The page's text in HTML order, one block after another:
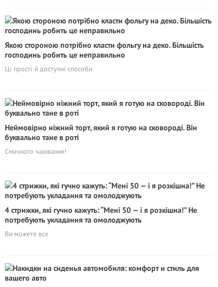
Якою стороною потрібно класти фольгу на деко. Більшість
господинь робить це неправильно
Ці прості й доступні способи
Неймовірно ніжний торт, який я готую на сковороді. Він
буквально тане в роті
Смачного чаювання!
4 стрижки, які гучно кажуть: “Мені 50 — і я розкішна!” Не
потребують укладання та омолоджують
Ви можете все